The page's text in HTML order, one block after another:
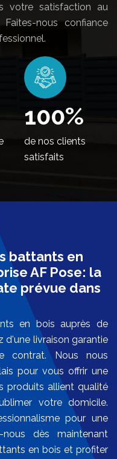
votre satisfaction au
nous confiance
100%
de nos clients
satisfaits
battants en
AF Pose: la
prévue dans
en bois auprès de
d'une livraison garantie
contrat. Nous nous
pour vous offrir une
produits allient qualité
votre domicile.
pour une
nous dès maintenant
en bois et profiter